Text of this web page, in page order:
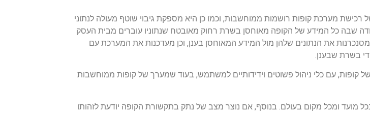
מערכת קופות רושמות ממוחשבות, וכמו כן היא מספקת גיבוי שוטף מעולה לנתוני
שבה כל המידע של הקופה מאוחסן בשרת רחוק מאובטח שנתוניו עוברים מבית העסק
את הנתונים שלהן מול המידע המאוחסן בענן, וכן מעדכנות את המערכת עם
בשרת שבענן.
עם כלי ניהול פשוטים וידידותיים למשתמש, בעוד שמערך של קופות ממוחשבות
מועד ומכל מקום בעולם. בנוסף, אם נוצר מצב של נתק בתקשורת הקופה יודעת לזהותו